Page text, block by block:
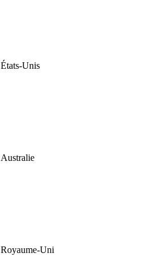
États-Unis
Australie
Royaume-Uni